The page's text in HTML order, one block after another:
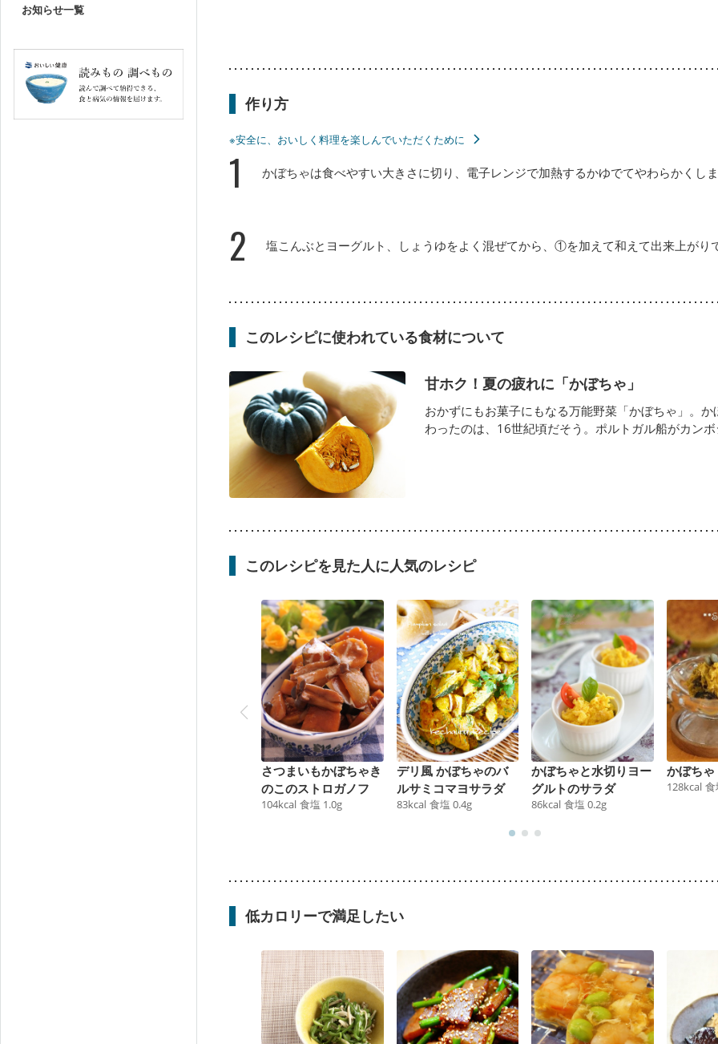
お知らせ一覧
作り方
※安全に、おいしく料理を楽しんでいただくために
1 かぼちゃは食べやすい大きさに切り、電子レンジで加熱するかゆでてやわらかくしま
2 塩こんぶとヨーグルト、しょうゆをよく混ぜてから、①を加えて和えて出来上がりで
このレシピに使われている食材について
甘ホク！夏の疲れに「かぼちゃ」
おかずにもお菓子にもなる万能野菜「かぼちゃ」。
わったのは、16世紀頃だそう。ポルトガル船がカンボ
このレシピを見た人に人気のレシピ
さつまいもかぼちゃき
のこのストロガノフ
104kcal 食塩 1.0g
デリ風 かぼちゃのバ
ルサミコマヨサラダ
83kcal 食塩 0.4g
かぼちゃと水切りヨー
グルトのサラダ
86kcal 食塩 0.2g
かぼち
128kcal 食
低カロリーで満足したい